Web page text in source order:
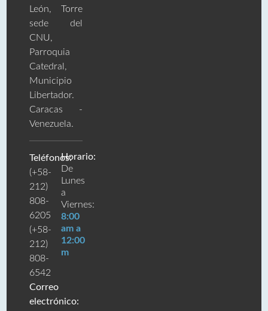
León, Torre
sede del
CNU,
Parroquia
Catedral,
Municipio
Libertador.
Caracas -
Venezuela.
Teléfonos:
(+58-
212)
808-
6205
(+58-
212)
808-
6542
Correo
electrónico:
Horario:
De
Lunes
a
Viernes:
8:00
am a
12:00
m